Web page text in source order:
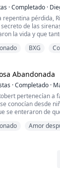
·Completado ·
repentina pérdida,
de las
la vida y que
sirena le pondrá la
le nublarán los
BXG
Abandonada
·Completado ·
pertenecían a
conocían desde
se enteraron de
amaba ni la conocía.
con él y
Amor